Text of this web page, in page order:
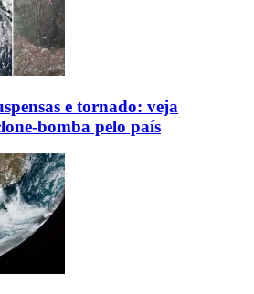
e tornado: veja
bomba pelo país